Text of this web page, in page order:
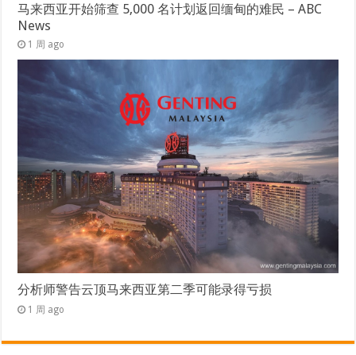
马来西亚开始筛查 5,000 名计划返回缅甸的难民 – ABC
News
1 周 ago
分析师警告云顶马来西亚第二季可能录得亏损
1 周 ago